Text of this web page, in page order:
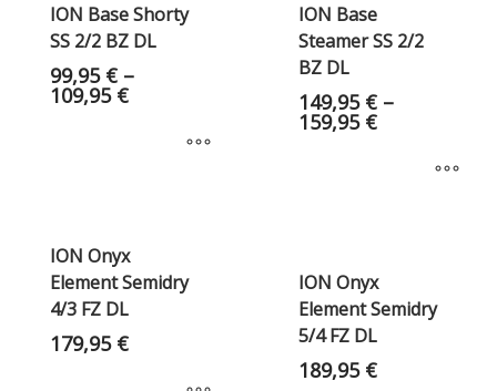
ION Base Shorty
SS 2/2 BZ DL
99,95 € –
109,95 €
ION Base
Steamer SS 2/2
BZ DL
149,95 € –
159,95 €
ION Onyx
Element Semidry
4/3 FZ DL
179,95 €
ION Onyx
Element Semidry
5/4 FZ DL
189,95 €